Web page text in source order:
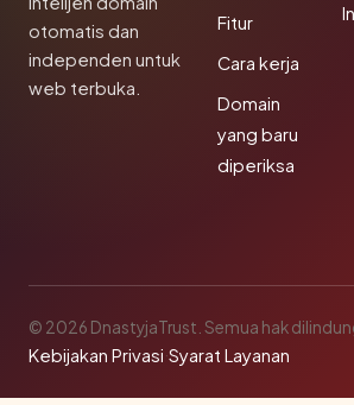
otomatis dan
independen untuk
web terbuka.
Fitur
Cara kerja
Domain
yang baru
diperiksa
© 2026 DnastyjaTrust. Semua hak
Kebijakan Privasi·Syarat Layanan